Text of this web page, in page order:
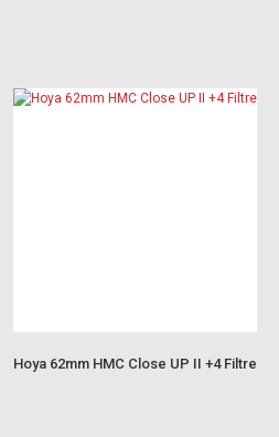
Hoya 62mm HMC Close UP II +4 Filtre